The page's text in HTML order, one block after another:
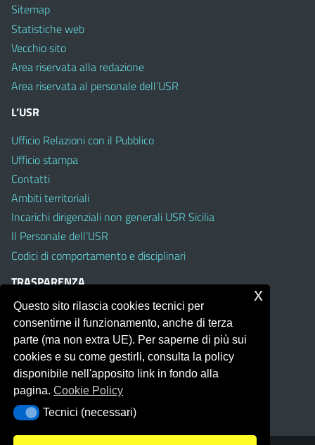
Sitemap
Statistiche web
Vecchio sito
Area riservata alla redazione
Area riservata al personale dell’USR
L’USR
Ufficio Relazioni con il Pubblico
Ufficio stampa
Contatti
Ambiti territoriali
Incarichi dirigenziali non generali USR Sicilia
Il Personale dell’USR
Codici di comportamento e disciplinari
TRASPARENZA
Albo on line
Amministrazione Trasparente
Pubblici proclami
PTPCT per le Istituzioni scolastiche della Sicilia
Whistleblowing
Obiettivi di Accessibilità
Questo sito rilascia cookies tecnici per
consentirne il funzionamento, anche di terza
parte (ma non extra UE). Per saperne di più sui
cookies e su come gestirli, consulta la policy
disponibile nell'apposito link in fondo alla
pagina.Cookie Policy
Tecnici (necessari)
Tecnici (necessari)
x